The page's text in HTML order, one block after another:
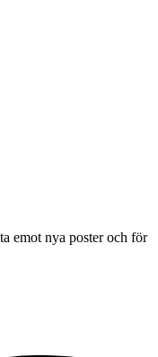
emot nya poster och för